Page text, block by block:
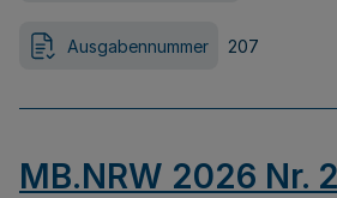
Ausgabennummer 207
MB.NRW 2026 Nr.